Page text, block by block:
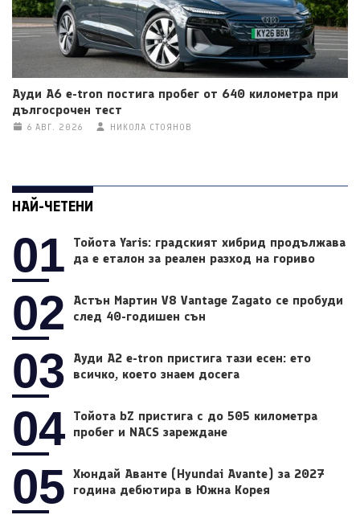
Ауди A6 e-tron постига пробег от 640 километра при
дългосрочен тест
6 АВГ. 2026 НИКОЛА СТОЯНОВ
НАЙ-ЧЕТЕНИ
01
Тойота Yaris: градският хибрид продължава
да е еталон за реален разход на гориво
02
Астън Мартин V8 Vantage Zagato се пробуди
след 40-годишен сън
03
Ауди A2 e-tron пристига тази есен: ето
всичко, което знаем досега
04 Тойота bZ пристига с до 505 километра
пробег и NACS зареждане
05
Хюндай Аванте (Hyundai Avante) за 2027
година дебютира в Южна Корея